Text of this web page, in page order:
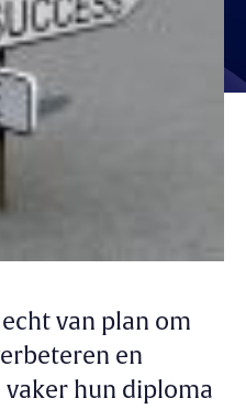
van plan om
en
hun diploma